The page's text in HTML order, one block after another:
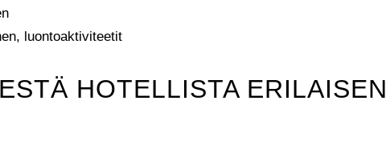
luontoaktiviteetit
HOTELLISTA ERILAISEN